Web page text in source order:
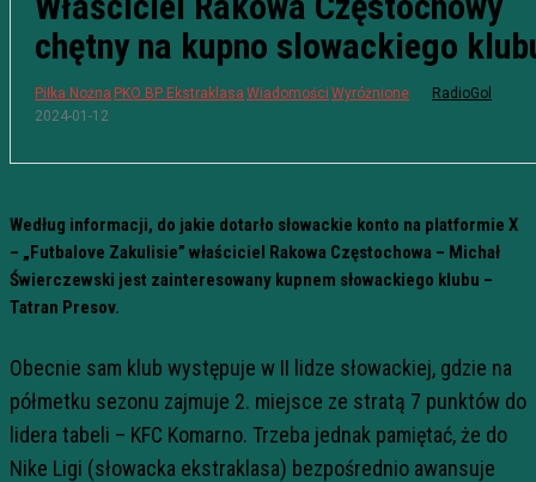
chętny na kupno slowackiego
Piłka Nożna PKO BP Ekstraklasa Wiadomości Wyróżnione
RadioGol
2024-01-12
Według informacji, do jakie dotarło słowackie konto na platformie X
– „Futbalove Zakulisie” właściciel Rakowa Częstochowa – Michał
Świerczewski jest zainteresowany kupnem słowackiego klubu –
Tatran Presov.
Obecnie sam klub występuje w II lidze słowackiej, gdzie na
półmetku sezonu zajmuje 2. miejsce ze stratą 7 punktów do
lidera tabeli – KFC Komarno. Trzeba jednak pamiętać, że do
Nike Ligi (słowacka ekstraklasa) bezpośrednio awansuje